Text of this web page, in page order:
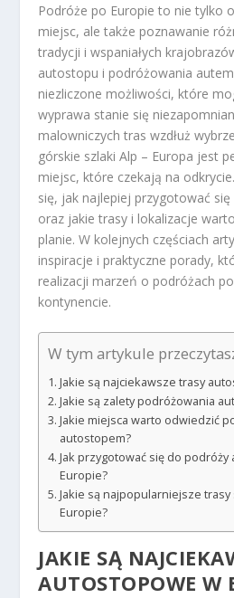
Podróże po Europie to nie tylko
miejsc, ale także poznawanie
tradycji i wspaniałych
autostopu i podróżowania
niezliczone możliwości, które
wyprawa stanie się
malowniczych tras wzdłuż
górskie szlaki Alp – Europa jest
miejsc, które czekają na
się, jak najlepiej przygotować
oraz jakie trasy i lokalizacje
planie. W kolejnych częściach
inspiracje i praktyczne porady,
realizacji marzeń o podróżach
kontynencie.
W tym artykule
Jakie są najciekawsze trasy
Jakie są zalety podróżowania
Jakie miejsca warto odwiedzić
autostopem?
Jak przygotować się do
Europie?
Jakie są najpopularniejsze
Europie?
JAKIE SĄ
AUTOSTOPOWE W